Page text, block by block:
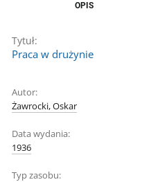
OPIS
Tytuł:
Praca w drużynie
Autor:
Żawrocki, Oskar
Data wydania:
1936
Typ zasobu: